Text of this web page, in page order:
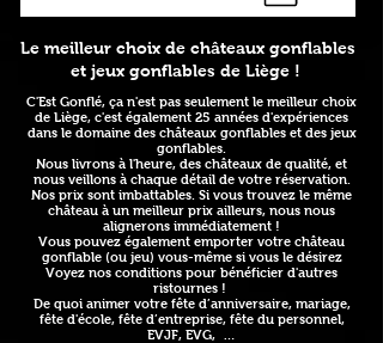
Le meilleur choix de châteaux gonflables
et jeux gonflables de Liège !
C'Est Gonflé, ça n'est pas seulement le meilleur choix
de Liège, c'est également 25 années d'expériences
dans le domaine des châteaux gonflables et des jeux
gonflables.
Nous livrons à l'heure, des châteaux de qualité, et
nous veillons à chaque détail de votre réservation.
Nos prix sont imbattables. Si vous trouvez le même
château à un meilleur prix ailleurs, nous nous
alignerons immédiatement !
Vous pouvez également emporter votre château
gonflable (ou jeu) vous-même si vous le désirez
Voyez nos conditions pour bénéficier d'autres
ristournes !
De quoi animer votre fête d’anniversaire, mariage,
fête d'école, fête d’entreprise, fête du personnel,
EVJF, EVG, …